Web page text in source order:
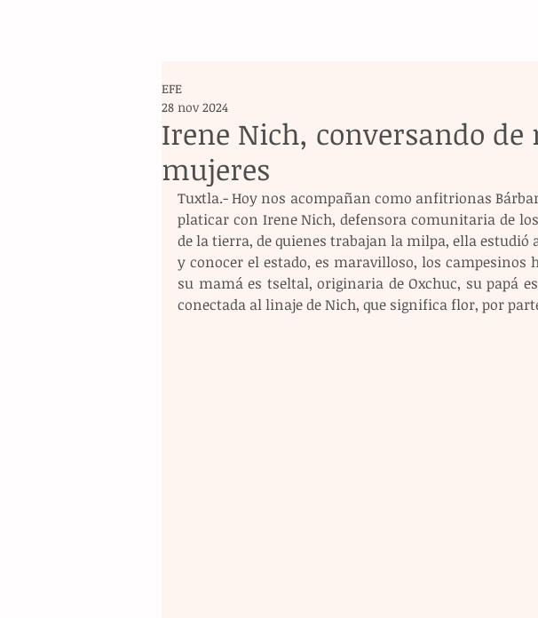
Irene Nich, conversando
mujeres
EFE
28 nov 2024
Tuxtla.- Hoy nos acompañan como anfitrionas
platicar con Irene Nich, defensora comunitaria de
de la tierra, de quienes trabajan la milpa, ella
y conocer el estado, es maravilloso, los
su mamá es tseltal, originaria de Oxchuc, su papá
conectada al linaje de Nich, que significa flor, por